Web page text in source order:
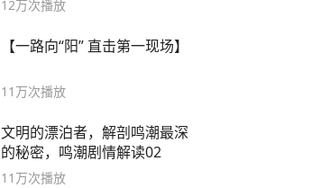
12万次播放
【一路向“阳” 直击第一现场】
11万次播放
文明的漂泊者，解剖鸣潮最深
的秘密，鸣潮剧情解读02
11万次播放